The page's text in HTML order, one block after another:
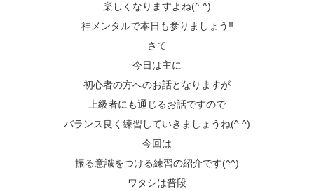
楽しくなりますよね(^ ^)
神メンタルで本日も参りましょう‼️
さて
今日は主に
初心者の方へのお話となりますが
上級者にも通じるお話ですので
バランス良く練習していきましょうね(^ ^)
今回は
振る意識をつける練習の紹介です(^^)
ワタシは普段